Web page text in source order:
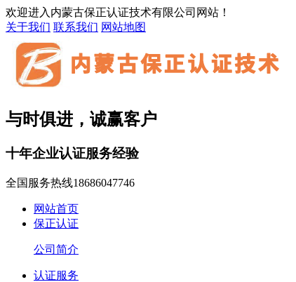
欢迎进入内蒙古保正认证技术有限公司网站！
关于我们 联系我们 网站地图
与时俱进，诚赢客户
十年企业认证服务经验
全国服务热线18686047746
网站首页
保正认证
公司简介
认证服务